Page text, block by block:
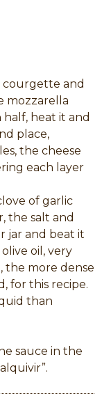
courgette and
mozzarella
half, heat it and
place,
the cheese
each layer
of garlic
the salt and
jar and beat it
oil, very
the more dense
for this recipe.
than
sauce in the